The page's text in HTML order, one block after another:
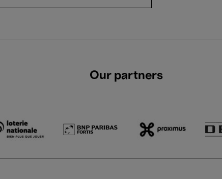
Our partners